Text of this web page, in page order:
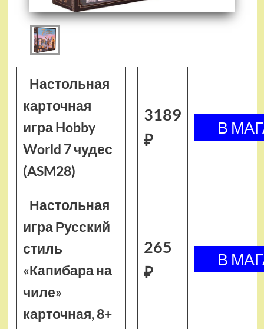
Настольная
карточная
игра Hobby
World 7 чудес
(ASM28)
3189
₽
Настольная
игра Русский
стиль
«Капибара на
чиле»
карточная, 8+
265
₽